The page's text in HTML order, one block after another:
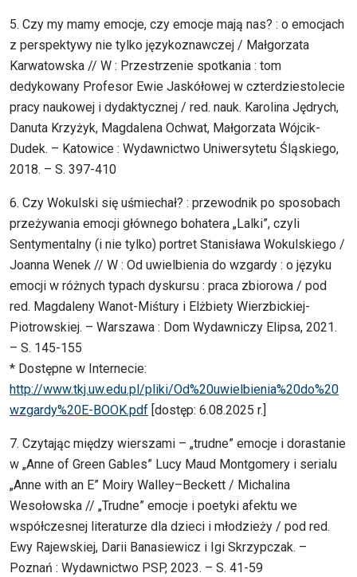
5. Czy my mamy emocje, czy emocje mają nas? : o emocjach
z perspektywy nie tylko językoznawczej / Małgorzata
Karwatowska // W : Przestrzenie spotkania : tom
dedykowany Profesor Ewie Jaskółowej w czterdziestolecie
pracy naukowej i dydaktycznej / red. nauk. Karolina Jędrych,
Danuta Krzyżyk, Magdalena Ochwat, Małgorzata Wójcik-
Dudek. – Katowice : Wydawnictwo Uniwersytetu Śląskiego,
2018. – S. 397-410
6. Czy Wokulski się uśmiechał? : przewodnik po sposobach
przeżywania emocji głównego bohatera „Lalki”, czyli
Sentymentalny (i nie tylko) portret Stanisława Wokulskiego /
Joanna Wenek // W : Od uwielbienia do wzgardy : o języku
emocji w różnych typach dyskursu : praca zbiorowa / pod
red. Magdaleny Wanot-Miśtury i Elżbiety Wierzbickiej-
Piotrowskiej. – Warszawa : Dom Wydawniczy Elipsa, 2021.
– S. 145-155
* Dostępne w Internecie:
http://www.tkj.uw.edu.pl/pliki/Od%20uwielbienia%20do%20
wzgardy%20E-BOOK.pdf [dostęp: 6.08.2025 r.]
7. Czytając między wierszami – „trudne” emocje i dorastanie
w „Anne of Green Gables” Lucy Maud Montgomery i serialu
„Anne with an E” Moiry Walley–Beckett / Michalina
Wesołowska // „Trudne” emocje i poetyki afektu we
współczesnej literaturze dla dzieci i młodzieży / pod red.
Ewy Rajewskiej, Darii Banasiewicz i Igi Skrzypczak. –
Poznań : Wydawnictwo PSP, 2023. – S. 41-59